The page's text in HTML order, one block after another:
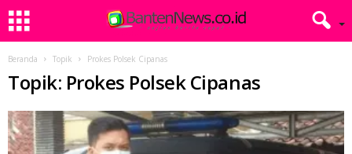
Beranda Topik Prokes Polsek Cipanas
Topik: Prokes Polsek Cipanas